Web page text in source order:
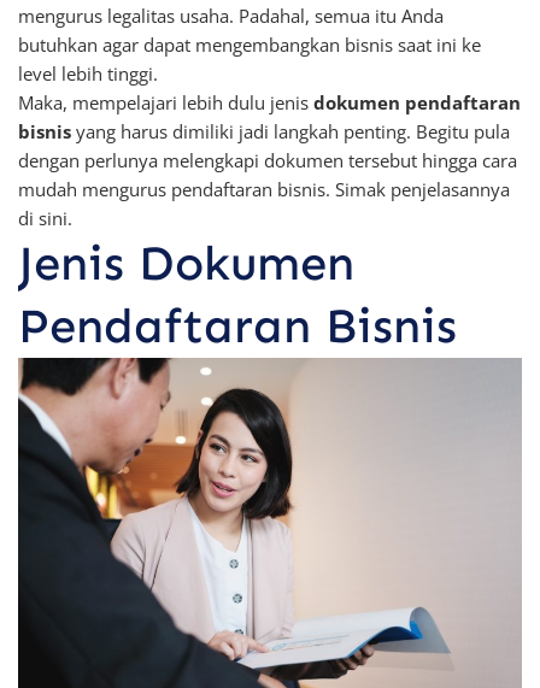
mengurus legalitas usaha. Padahal, semua itu Anda
butuhkan agar dapat mengembangkan bisnis saat ini ke
level lebih tinggi.
Maka, mempelajari lebih dulu jenis dokumen pendaftaran
bisnis yang harus dimiliki jadi langkah penting. Begitu pula
dengan perlunya melengkapi dokumen tersebut hingga cara
mudah mengurus pendaftaran bisnis. Simak penjelasannya
di sini.
Jenis Dokumen
Pendaftaran Bisnis